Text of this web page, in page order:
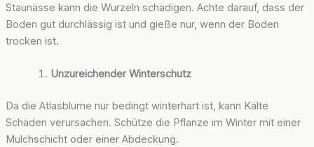
Staunässe kann die Wurzeln schädigen. Achte darauf, dass der
Boden gut durchlässig ist und gieße nur, wenn der Boden
trocken ist.
Unzureichender Winterschutz
Da die Atlasblume nur bedingt winterhart ist, kann Kälte
Schäden verursachen. Schütze die Pflanze im Winter mit einer
Mulchschicht oder einer Abdeckung.